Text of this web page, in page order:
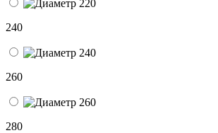
240
260
280